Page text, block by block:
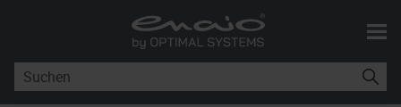
Zu Hauptinhalt springen